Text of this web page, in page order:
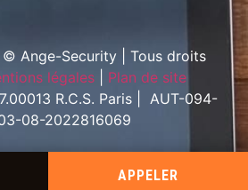
APPELER
Ange-Security | Tous droits
légales| Plan de site
R.C.S. Paris | AUT-094-
08-2022816069